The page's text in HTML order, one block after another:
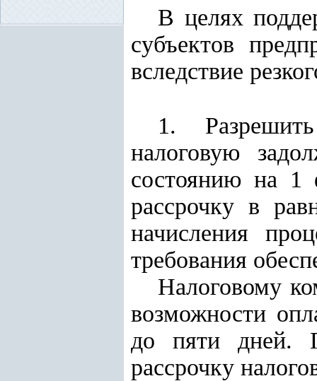
В целях
субъектов
вследствие
1.
налоговую
состоянию на 1
рассрочку в
начисления
требования
Налоговому
возможности
до пяти дней.
рассрочку